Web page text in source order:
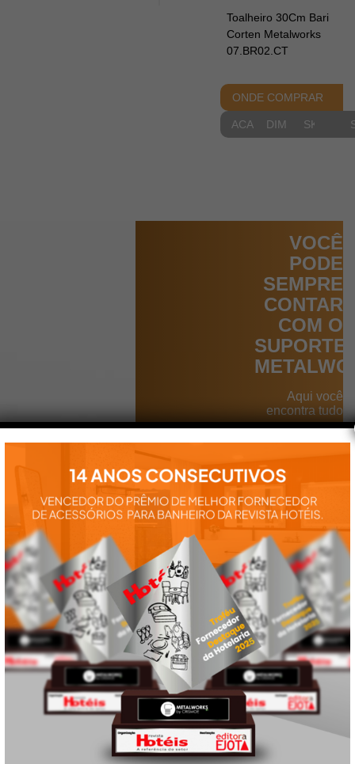
Toalheiro 30Cm Bari
Corten Metalworks
07.BR02.CT
ONDE COMPRAR
ACABAMENTOS
DIMENSIONAIS
VOCÊ
PODE
SEMPRE
CONTAR
COM O
SUPORTE
Aqui você
encontra tudo
para a
produtos:
manuais,
vídeos,
tudo mais que
precisa.
VEJA
TAMBÉM